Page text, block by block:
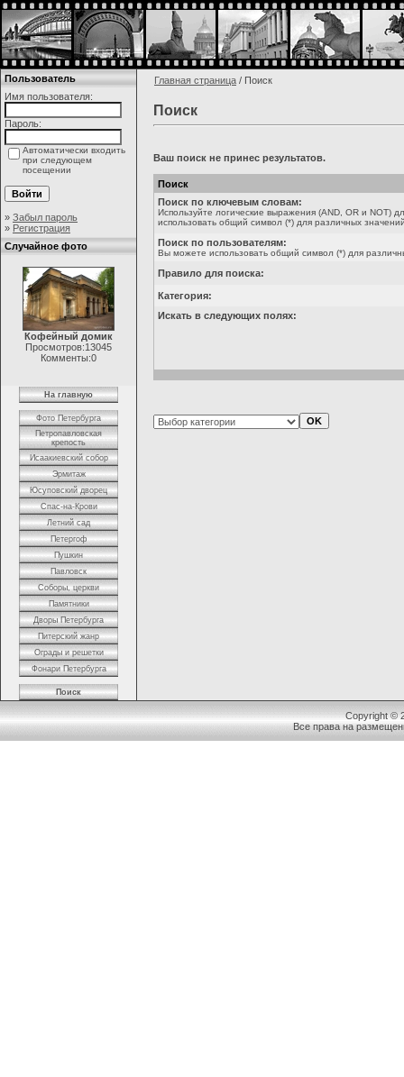
Пользователь
Имя пользователя:
Пароль:
Автоматически входить
при следующем
посещении
» Забыл пароль
» Регистрация
Случайное фото
Кофейный домик
Просмотров:13045
Комменты:0
На главную
Фото Петербурга
Петропавловская
крепость
Исаакиевский собор
Эрмитаж
Юсуповский дворец
Спас-на-Крови
Летний сад
Петергоф
Пушкин
Павловск
Соборы, церкви
Памятники
Дворы Петербурга
Питерский жанр
Ограды и решетки
Фонари Петербурга
Поиск
Главная страница / Поиск
Поиск
Ваш поиск не принес результатов.
Поиск
Поиск по ключевым словам:
Используйте логические выражения (AND, OR и NOT)
использовать общий символ (*) для различных
Поиск по пользователям:
Вы можете использовать общий символ (*) для
Правило для поиска:
Категория:
Искать в следующих полях:
Copyright ©
Все права на